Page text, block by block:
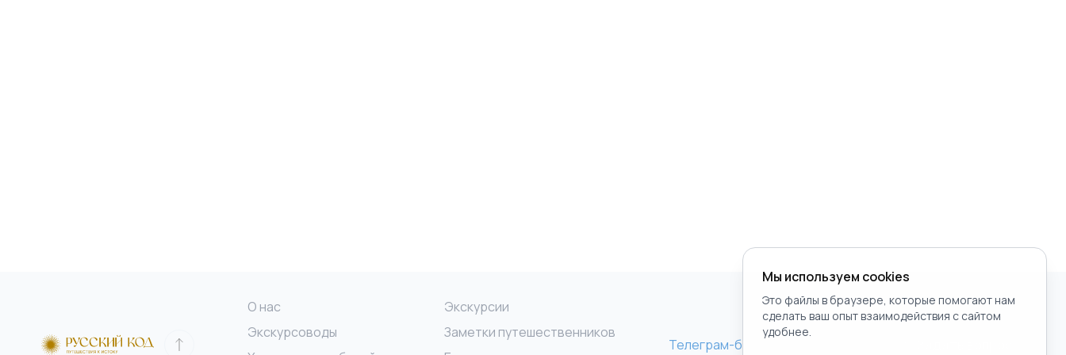
О нас
Экскурсии
Экскурсоводы
Заметки путешественников
Телеграм-бот
Мы используем cookies
Это файлы в браузере, которые помогают нам
сделать ваш опыт взаимодействия с сайтом
удобнее.